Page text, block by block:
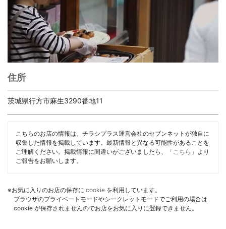
住所
茨城県行方市麻生3290番地11
こちらのお店の情報は、チラシプラス運営会社のセブンネットが独自に
収集した情報を掲載しています。最新情報と異なる可能性があることを
ご理解ください。掲載情報に間違いがございましたら、「 こちら 」より
ご報告をお願いします。
※お気に入りのお店の保存に cookie を利用しています。
ブラウザのプライベートモードやシークレットモードでご利用の場合は
cookie が保存されませんのでお店をお気に入りに登録できません。